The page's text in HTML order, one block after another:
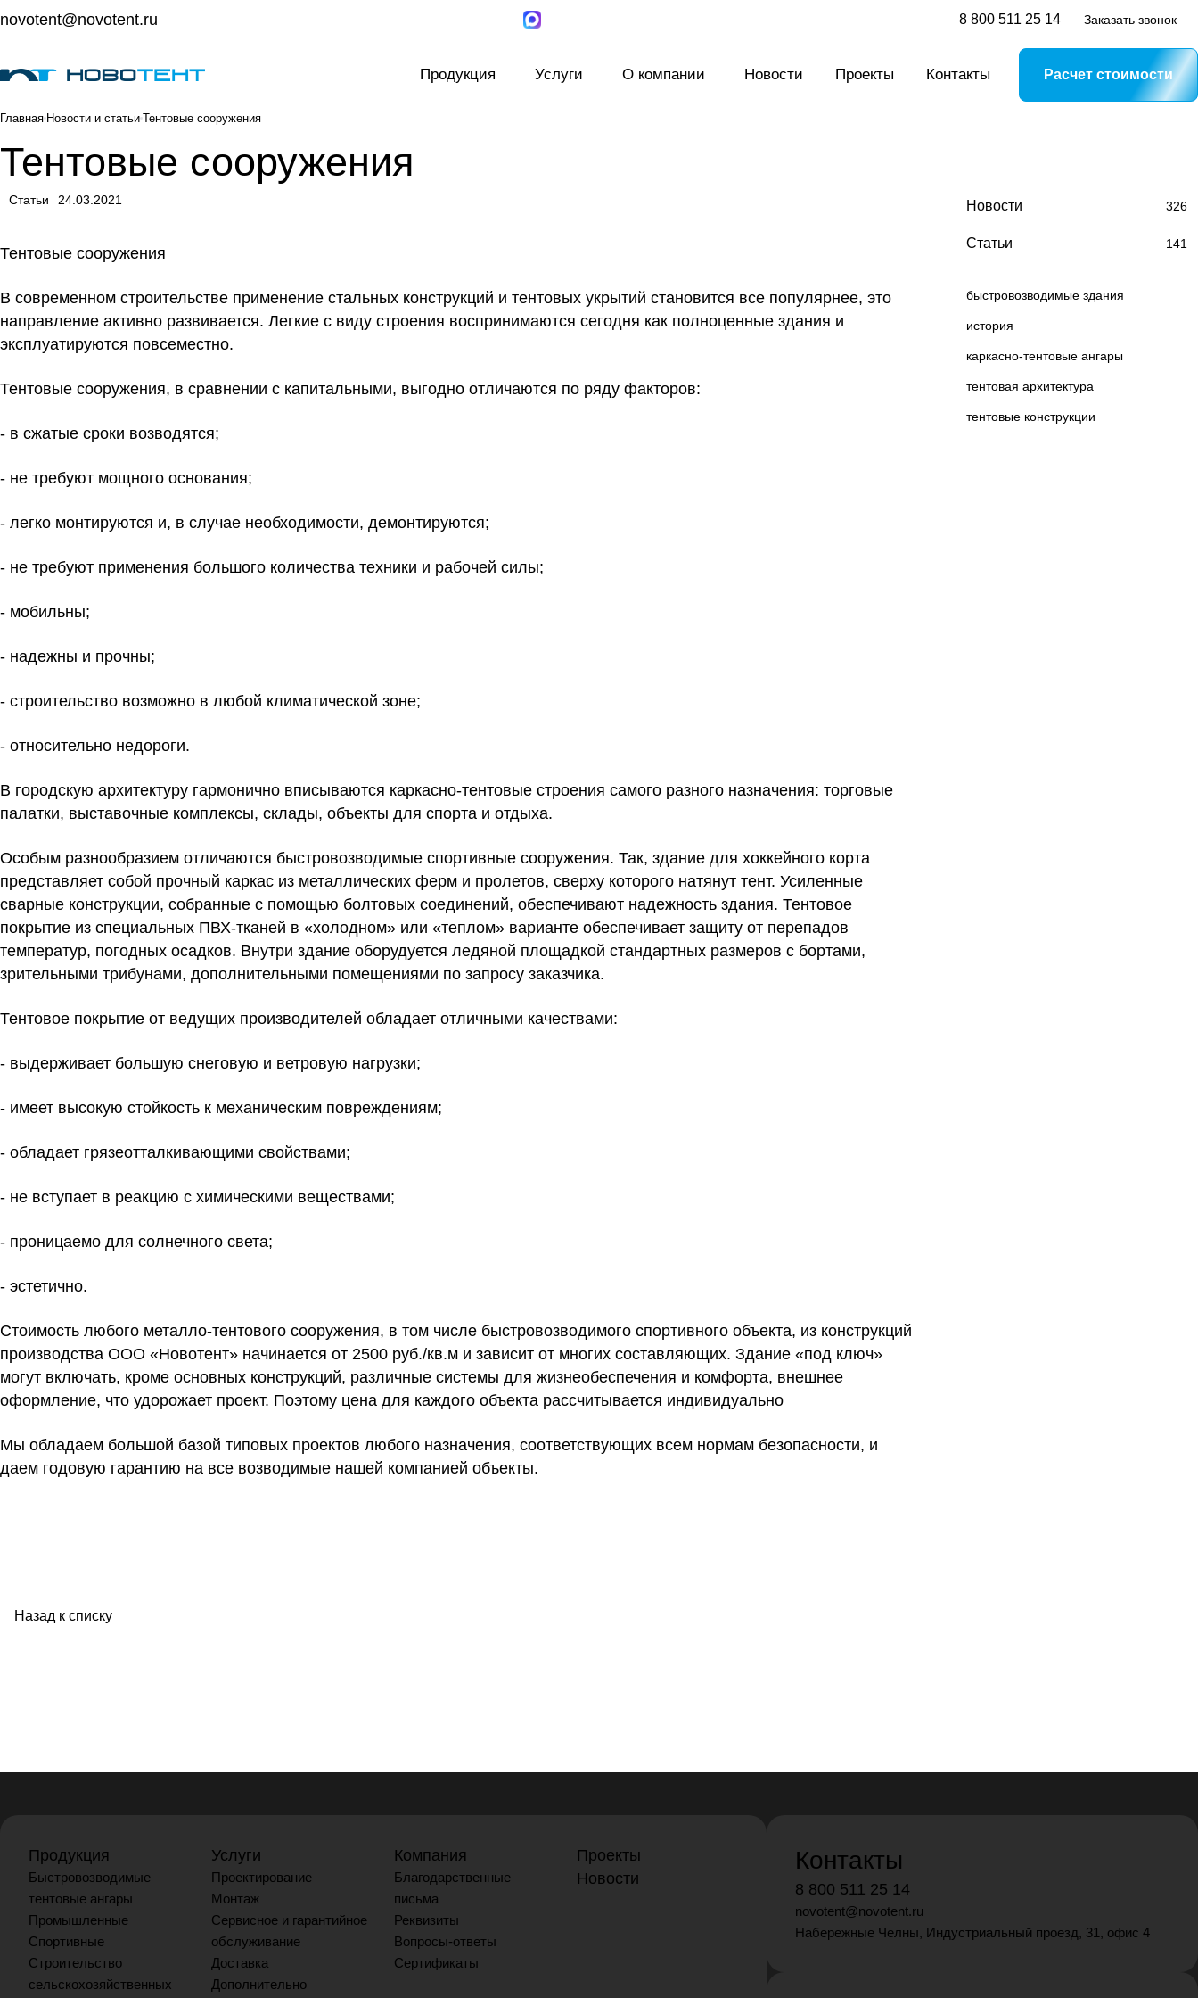
novotent@novotent.ru 8 800 511 25 14 Заказать звонок
Продукция Услуги О компании Новости Проекты Контакты Расчет стоимости
Главная Новости и статьи Тентовые сооружения
Тентовые сооружения
Статьи 24.03.2021
Тентовые сооружения
В современном строительстве применение стальных конструкций и тентовых укрытий становится все популярнее, это
направление активно развивается. Легкие с виду строения воспринимаются сегодня как полноценные здания и
эксплуатируются повсеместно.
Тентовые сооружения, в сравнении с капитальными, выгодно отличаются по ряду факторов:
- в сжатые сроки возводятся;
- не требуют мощного основания;
- легко монтируются и, в случае необходимости, демонтируются;
- не требуют применения большого количества техники и рабочей силы;
- мобильны;
- надежны и прочны;
- строительство возможно в любой климатической зоне;
- относительно недороги.
В городскую архитектуру гармонично вписываются каркасно-тентовые строения самого разного назначения: торговые
палатки, выставочные комплексы, склады, объекты для спорта и отдыха.
Особым разнообразием отличаются быстровозводимые спортивные сооружения. Так, здание для хоккейного корта
представляет собой прочный каркас из металлических ферм и пролетов, сверху которого натянут тент. Усиленные
сварные конструкции, собранные с помощью болтовых соединений, обеспечивают надежность здания. Тентовое
покрытие из специальных ПВХ-тканей в «холодном» или «теплом» варианте обеспечивает защиту от перепадов
температур, погодных осадков. Внутри здание оборудуется ледяной площадкой стандартных размеров с бортами,
зрительными трибунами, дополнительными помещениями по запросу заказчика.
Тентовое покрытие от ведущих производителей обладает отличными качествами:
- выдерживает большую снеговую и ветровую нагрузки;
- имеет высокую стойкость к механическим повреждениям;
- обладает грязеотталкивающими свойствами;
- не вступает в реакцию с химическими веществами;
- проницаемо для солнечного света;
- эстетично.
Стоимость любого металло-тентового сооружения, в том числе быстровозводимого спортивного объекта, из конструкций
производства ООО «Новотент» начинается от 2500 руб./кв.м и зависит от многих составляющих. Здание «под ключ»
могут включать, кроме основных конструкций, различные системы для жизнеобеспечения и комфорта, внешнее
оформление, что удорожает проект. Поэтому цена для каждого объекта рассчитывается индивидуально
Мы обладаем большой базой типовых проектов любого назначения, соответствующих всем нормам безопасности, и
даем годовую гарантию на все возводимые нашей компанией объекты.
Назад к списку
Новости 326
Статьи 141
быстровозводимые здания
история
каркасно-тентовые ангары
тентовая архитектура
тентовые конструкции
Продукция
Быстровозводимые
тентовые ангары
Промышленные
Спортивные
Строительство
сельскохозяйственных
Услуги
Проектирование
Монтаж
Сервисное и гарантийное
обслуживание
Доставка
Дополнительно
Компания
Благодарственные
письма
Реквизиты
Вопросы-ответы
Сертификаты
Проекты
Новости
Контакты
8 800 511 25 14
novotent@novotent.ru
Набережные Челны, Индустриальный проезд, 31, офис 4